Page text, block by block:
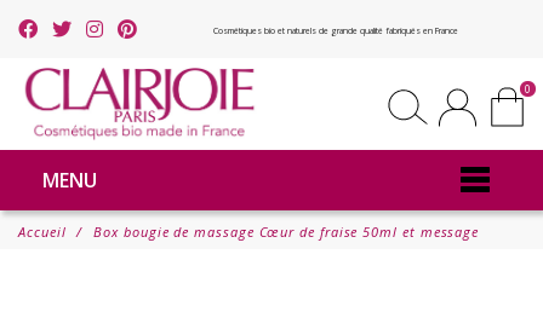
Cosmétiques bio et naturels de grande qualité fabriqués en France
0
MENU
Accueil Box bougie de massage Cœur de fraise 50ml et message